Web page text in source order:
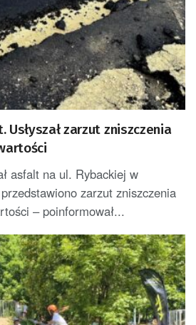
Usłyszał zarzut zniszczenia
asfalt na ul. Rybackiej w
zarzut zniszczenia
– poinformował...